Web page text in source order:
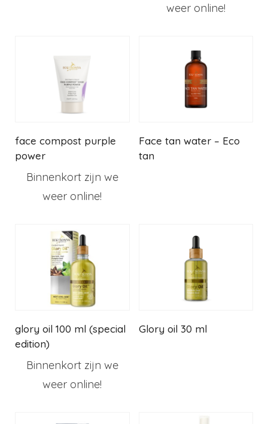
weer online!
face compost purple
power
Binnenkort zijn we
weer online!
Face tan water – Eco
tan
glory oil 100 ml (special
edition)
Binnenkort zijn we
weer online!
Glory oil 30 ml